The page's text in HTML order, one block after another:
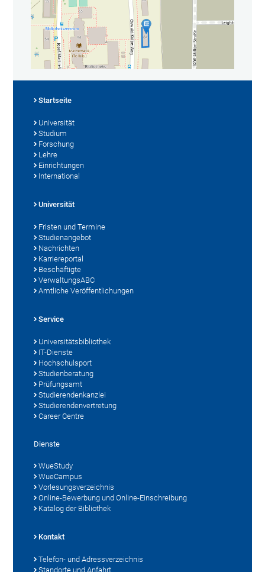
Startseite
Universität
Studium
Forschung
Lehre
Einrichtungen
International
Universität
Fristen und Termine
Studienangebot
Nachrichten
Karriereportal
Beschäftigte
VerwaltungsABC
Amtliche Veröffentlichungen
Service
Universitätsbibliothek
IT-Dienste
Hochschulsport
Studienberatung
Prüfungsamt
Studierendenkanzlei
Studierendenvertretung
Career Centre
Dienste
WueStudy
WueCampus
Vorlesungsverzeichnis
Online-Bewerbung und Online-Einschreibung
Katalog der Bibliothek
Kontakt
Telefon- und Adressverzeichnis
Standorte und Anfahrt